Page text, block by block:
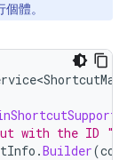
體。
with the ID
.Builder(